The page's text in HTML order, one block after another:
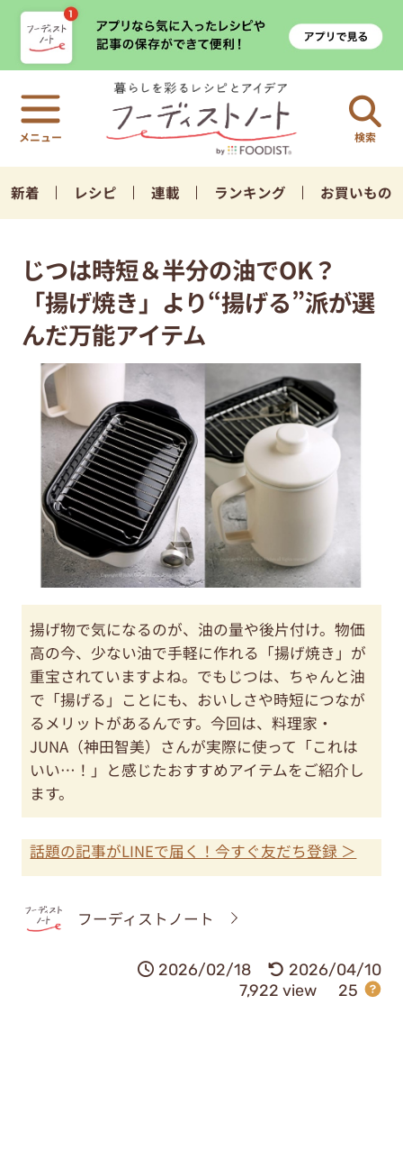
検索
新着 レシピ 連載 ランキング お買いもの
じつは時短＆半分の油でOK？
「揚げ焼き」より“揚げる”派が選
んだ万能アイテム
揚げ物で気になるのが、油の量や後片付け。物価
高の今、少ない油で手軽に作れる「揚げ焼き」が
重宝されていますよね。でもじつは、ちゃんと油
で「揚げる」ことにも、おいしさや時短につなが
るメリットがあるんです。今回は、料理家・
JUNA（神田智美）さんが実際に使って「これは
いい…！」と感じたおすすめアイテムをご紹介し
ます。
話題の記事がLINEで届く！今すぐ友だち登録 ＞
フーディストノート
2026/02/18
2026/04/10
7,922 view
25